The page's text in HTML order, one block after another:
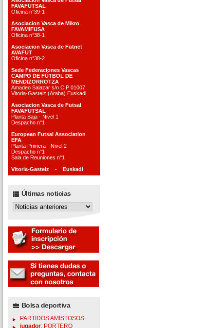
FAVAFUTSAL
Oficina n°39-1
Asociacion Vasca de Mikro
FAVAMIFUSA
Oficina n°38-1
Asociacion Vasca de Futnet
AVAFUT
Oficina n°38-2
Sede Federaciones Vascas
CAMPO DE FÚTBOL DE
MENDIZORROTZA
Amadeo Salazar s/n C.P 01007
Vitoria-Gasteiz (Araba) Euskadi
Asociacion Vasca de Futsal
FAVAFUTSAL
Planta Baja - Nivel 1
Despacho n°1
European Futsal Association
EFA
Planta Primera - Nivel 2
Despacho n°1
Sala de Reuniones n°1
Vitoria-Gasteiz - Euskadi
Últimas noticias
Bolsa deportiva
PARTIDOS AMISTOSOS
jugador: PORTERO